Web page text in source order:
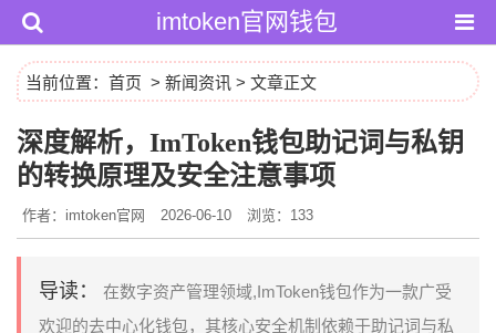
imtoken官网钱包
当前位置： 首页 > 新闻资讯 > 文章正文
深度解析，ImToken钱包助记词与私钥
的转换原理及安全注意事项
作者：imtoken官网 2026-06-10 浏览：133
导读：
在数字资产管理领域,ImToken钱包作为一款广受
欢迎的去中心化钱包，其核心安全机制依赖于助记词与私